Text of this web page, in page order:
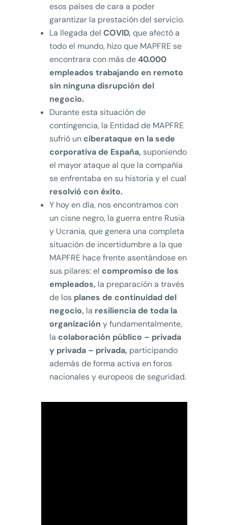
esos países de cara a poder
garantizar la prestación del servicio.
La llegada del COVID, que afectó a
todo el mundo, hizo que MAPFRE se
encontrara con más de40.000
empleados trabajando en remoto
sin ninguna disrupción del
negocio.
Durante esta situación de
contingencia, la Entidad de MAPFRE
sufrió unciberataque en la sede
corporativa de España, suponiendo
el mayor ataque al que la compañía
se enfrentaba en su historia y el cual
resolvió con éxito.
Y hoy en día, nos encontramos con
un cisne negro, la guerra entre Rusia
y Ucrania, que genera una completa
situación de incertidumbre a la que
MAPFRE hace frente asentándose en
sus pilares: el compromiso de los
empleados, la preparación a través
de los planes de continuidad del
negocio, la resiliencia de toda la
organización y fundamentalmente,
la colaboración público – privada
y privada – privada, participando
además de forma activa en foros
nacionales y europeos de seguridad.